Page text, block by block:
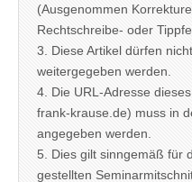
(Ausgenommen
Rechtschreibe- oder
3. Diese Artikel dürfen
weitergegeben werden.
4. Die URL-Adresse
frank-krause.de) muss in
angegeben werden.
5. Dies gilt sinngemäß für
gestellten